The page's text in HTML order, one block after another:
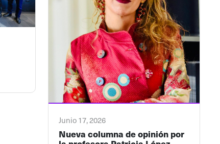
Junio 17, 2026
Nueva columna de opinión por